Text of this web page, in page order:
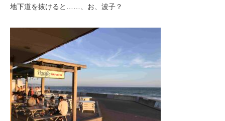
地下道を抜けると……、お、波子？